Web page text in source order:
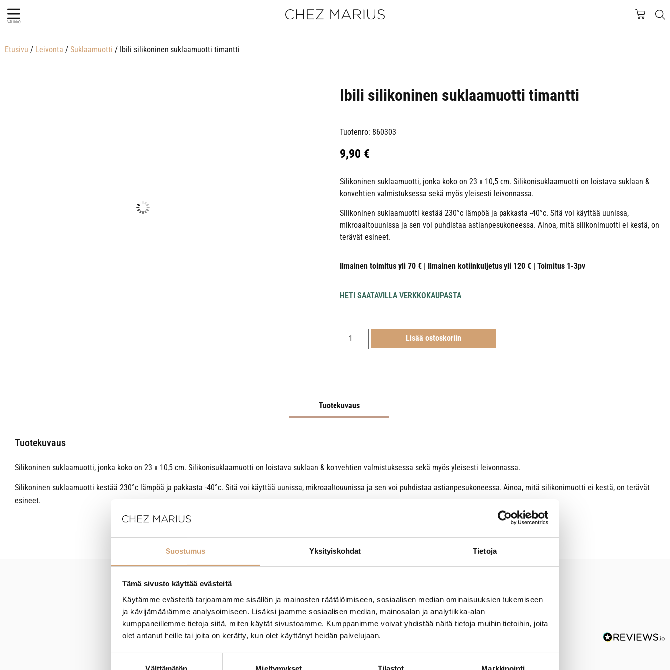
Suostumus Yksityiskohdat Tietoja
Tämä sivusto käyttää evästeitä
Käytämme evästeitä tarjoamamme sisällön ja mainosten räätälöimiseen, sosiaalisen median ominaisuuksien tukemiseen
ja kävijämäärämme analysoimiseen. Lisäksi jaamme sosiaalisen median, mainosalan ja analytiikka-alan
kumppaneillemme tietoja siitä, miten käytät sivustoamme. Kumppanimme voivat yhdistää näitä tietoja muihin tietoihin, joita
olet antanut heille tai joita on kerätty, kun olet käyttänyt heidän palvelujaan.
Välttämätön Mieltymykset Tilastot Markkinointi
VALIKKO
Etusivu / Leivonta / Suklaamuotti / Ibili silikoninen suklaamuotti timantti
Ibili silikoninen suklaamuotti timantti
Tuotenro: 860303
9,90 €
Silikoninen suklaamuotti, jonka koko on 23 x 10,5 cm. Silikonisuklaamuotti on loistava suklaan &
konvehtien valmistuksessa sekä myös yleisesti leivonnassa.
Silikoninen suklaamuotti kestää 230°c lämpöä ja pakkasta -40°c. Sitä voi käyttää uunissa,
mikroaaltouunissa ja sen voi puhdistaa astianpesukoneessa. Ainoa, mitä silikonimuotti ei kestä, on
terävät esineet.
Ilmainen toimitus yli 70 € | Ilmainen kotiinkuljetus yli 120 € | Toimitus 1-3pv
HETI SAATAVILLA VERKKOKAUPASTA
Lisää ostoskoriin
Tuotekuvaus
Tuotekuvaus
Silikoninen suklaamuotti, jonka koko on 23 x 10,5 cm. Silikonisuklaamuotti on loistava suklaan & konvehtien valmistuksessa sekä myös yleisesti leivonnassa.
Silikoninen suklaamuotti kestää 230°c lämpöä ja pakkasta -40°c. Sitä voi käyttää uunissa, mikroaaltouunissa ja sen voi puhdistaa astianpesukoneessa. Ainoa, mitä silikonimuotti ei kestä, on terävät
esineet.